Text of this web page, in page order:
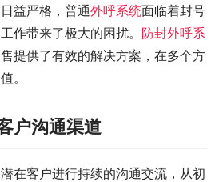
益严格，普通外呼系统面临着封号
作带来了极大的困扰。 防封外呼系
提供了有效的解决方案，在多个方
。
户沟通渠道
在客户进行持续的沟通交流，从初